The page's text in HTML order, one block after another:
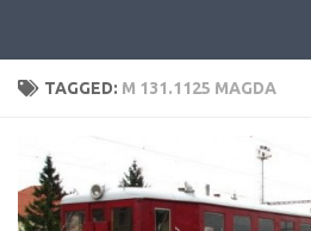
TAGGED: M 131.1125 MAGDA